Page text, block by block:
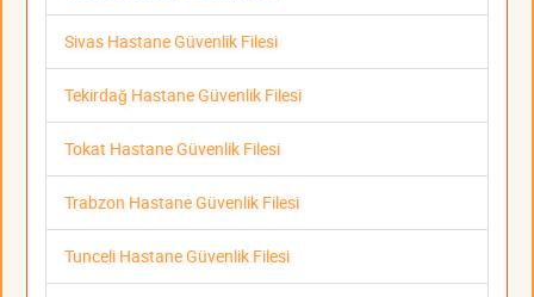
Sivas Hastane Güvenlik Filesi
Tekirdağ Hastane Güvenlik Filesi
Tokat Hastane Güvenlik Filesi
Trabzon Hastane Güvenlik Filesi
Tunceli Hastane Güvenlik Filesi